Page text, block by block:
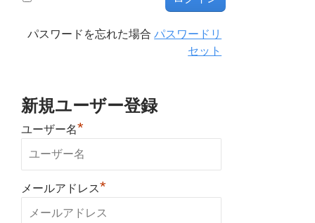
パスワードを忘れた場合パスワードリ
セット
新規ユーザー登録
ユーザー名*
メールアドレス*